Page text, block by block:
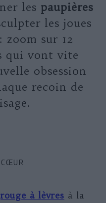
les paupières
les joues
zoom sur 12
qui vont vite
obsession
recoin de
CŒUR
rouge à lèvres à la